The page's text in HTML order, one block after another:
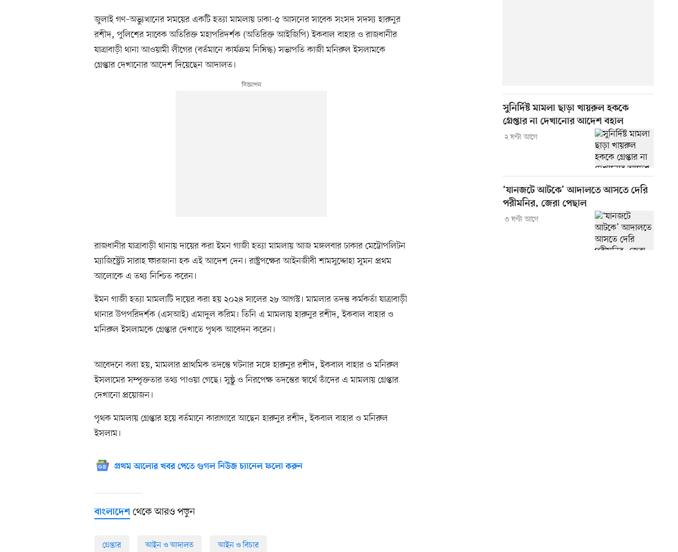
জুলাই গণ–অভ্যুত্থানের সময়ের একটি হত্যা মামলায় ঢাকা-৫ আসনের সাবেক সংসদ সদস্য হারুনুর
রশীদ, পুলিশের সাবেক অতিরিক্ত মহাপরিদর্শক (অতিরিক্ত আইজিপি) ইকবাল বাহার ও রাজধানীর
যাত্রাবাড়ী থানা আওয়ামী লীগের (বর্তমানে কার্যক্রম নিষিদ্ধ) সভাপতি কাজী মনিরুল ইসলামকে
গ্রেপ্তার দেখানোর আদেশ দিয়েছেন আদালত।
রাজধানীর যাত্রাবাড়ী থানায় দায়ের করা ইমন গাজী হত্যা মামলায় আজ মঙ্গলবার ঢাকার মেট্রোপলিটন
ম্যাজিস্ট্রেট সারাহ ফারজানা হক এই আদেশ দেন। রাষ্ট্রপক্ষের আইনজীবী শামসুদ্দোহা সুমন প্রথম
আলোকে এ তথ্য নিশ্চিত করেন।
ইমন গাজী হত্যা মামলাটি দায়ের করা হয় ২০২৪ সালের ২৮ আগস্ট। মামলার তদন্ত কর্মকর্তা যাত্রাবাড়ী
থানার উপপরিদর্শক (এসআই) এমাদুল করিম। তিনি এ মামলায় হারুনুর রশীদ, ইকবাল বাহার ও
মনিরুল ইসলামকে গ্রেপ্তার দেখাতে পৃথক আবেদন করেন।
আবেদনে বলা হয়, মামলার প্রাথমিক তদন্তে ঘটনার সঙ্গে হারুনুর রশীদ, ইকবাল বাহার ও মনিরুল
ইসলামের সম্পৃক্ততার তথ্য পাওয়া গেছে। সুষ্ঠু ও নিরপেক্ষ তদন্তের স্বার্থে তাঁদের এ মামলায় গ্রেপ্তার
দেখানো প্রয়োজন।
পৃথক মামলায় গ্রেপ্তার হয়ে বর্তমানে কারাগারে আছেন হারুনুর রশীদ, ইকবাল বাহার ও মনিরুল
ইসলাম।
প্রথম আলোর খবর পেতে গুগল নিউজ চ্যানেল ফলো করুন
বাংলাদেশ থেকে আরও পড়ুন
গ্রেপ্তার আইন ও আদালত আইন ও বিচার
সুনির্দিষ্ট মামলা ছাড়া খায়রুল হককে
গ্রেপ্তার না দেখানোর আদেশ বহাল
২ ঘণ্টা আগে
‘যানজটে আটকে’ আদালতে আসতে দেরি
পরীমনির, জেরা পেছাল
৩ ঘণ্টা আগে